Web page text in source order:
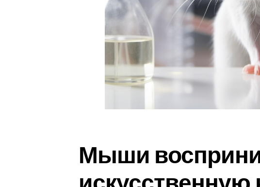
Мыши